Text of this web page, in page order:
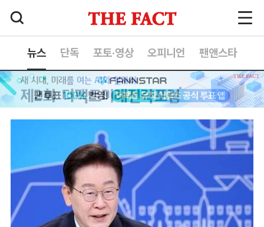
뉴스 단독 포토·영상 오피니언 팬앤스타